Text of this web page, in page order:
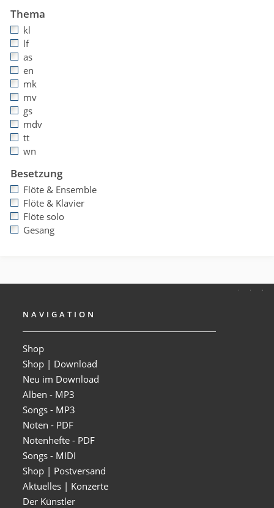
Thema
kl
lf
as
en
mk
mv
gs
mdv
tt
wn
Besetzung
Flöte & Ensemble
Flöte & Klavier
Flöte solo
Gesang
NAVIGATION
Shop
Shop | Download
Neu im Download
Alben - MP3
Songs - MP3
Noten - PDF
Notenhefte - PDF
Songs - MIDI
Shop | Postversand
Aktuelles | Konzerte
Der Künstler